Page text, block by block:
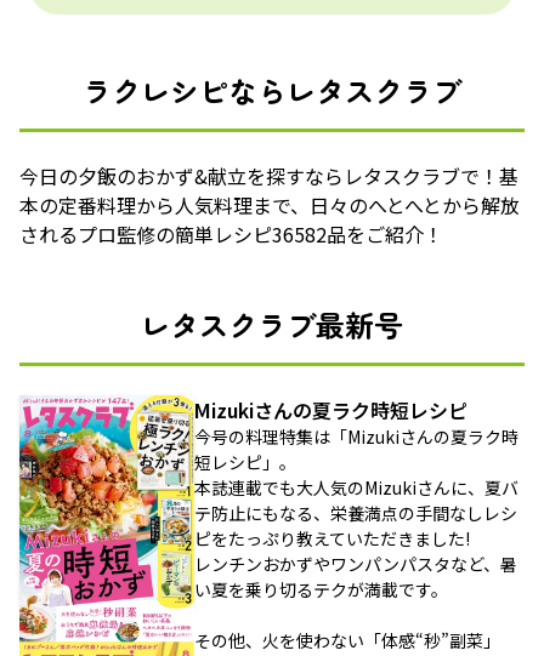
ラクレシピならレタスクラブ
今日の夕飯のおかず&献立を探すならレタスクラブで！基
本の定番料理から人気料理まで、日々のへとへとから解放
されるプロ監修の簡単レシピ36582品をご紹介！
レタスクラブ最新号
Mizukiさんの夏ラク時短レシピ
今号の料理特集は「Mizukiさんの夏ラク時
短レシピ」。
本誌連載でも大人気のMizukiさんに、夏バ
テ防止にもなる、栄養満点の手間なしレシ
ピをたっぷり教えていただきました!
レンチンおかずやワンパンパスタなど、暑
い夏を乗り切るテクが満載です。
その他、火を使わない「体感“秒”副菜」